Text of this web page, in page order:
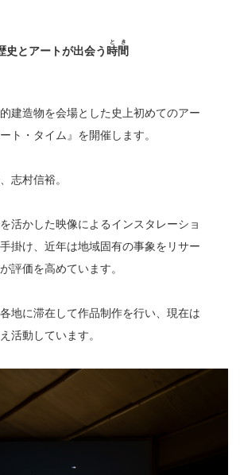
史とアートが出会う 時
と
間
き
建造物を会場とした史上初めてのアー
ト・タイム』を開催します。
志村信裕。
活かした映像によるインスタレーショ
掛け、近年は地域固有の事象をリサー
評価を高めています。
地に滞在して作品制作を行い、現在は
活動しています。